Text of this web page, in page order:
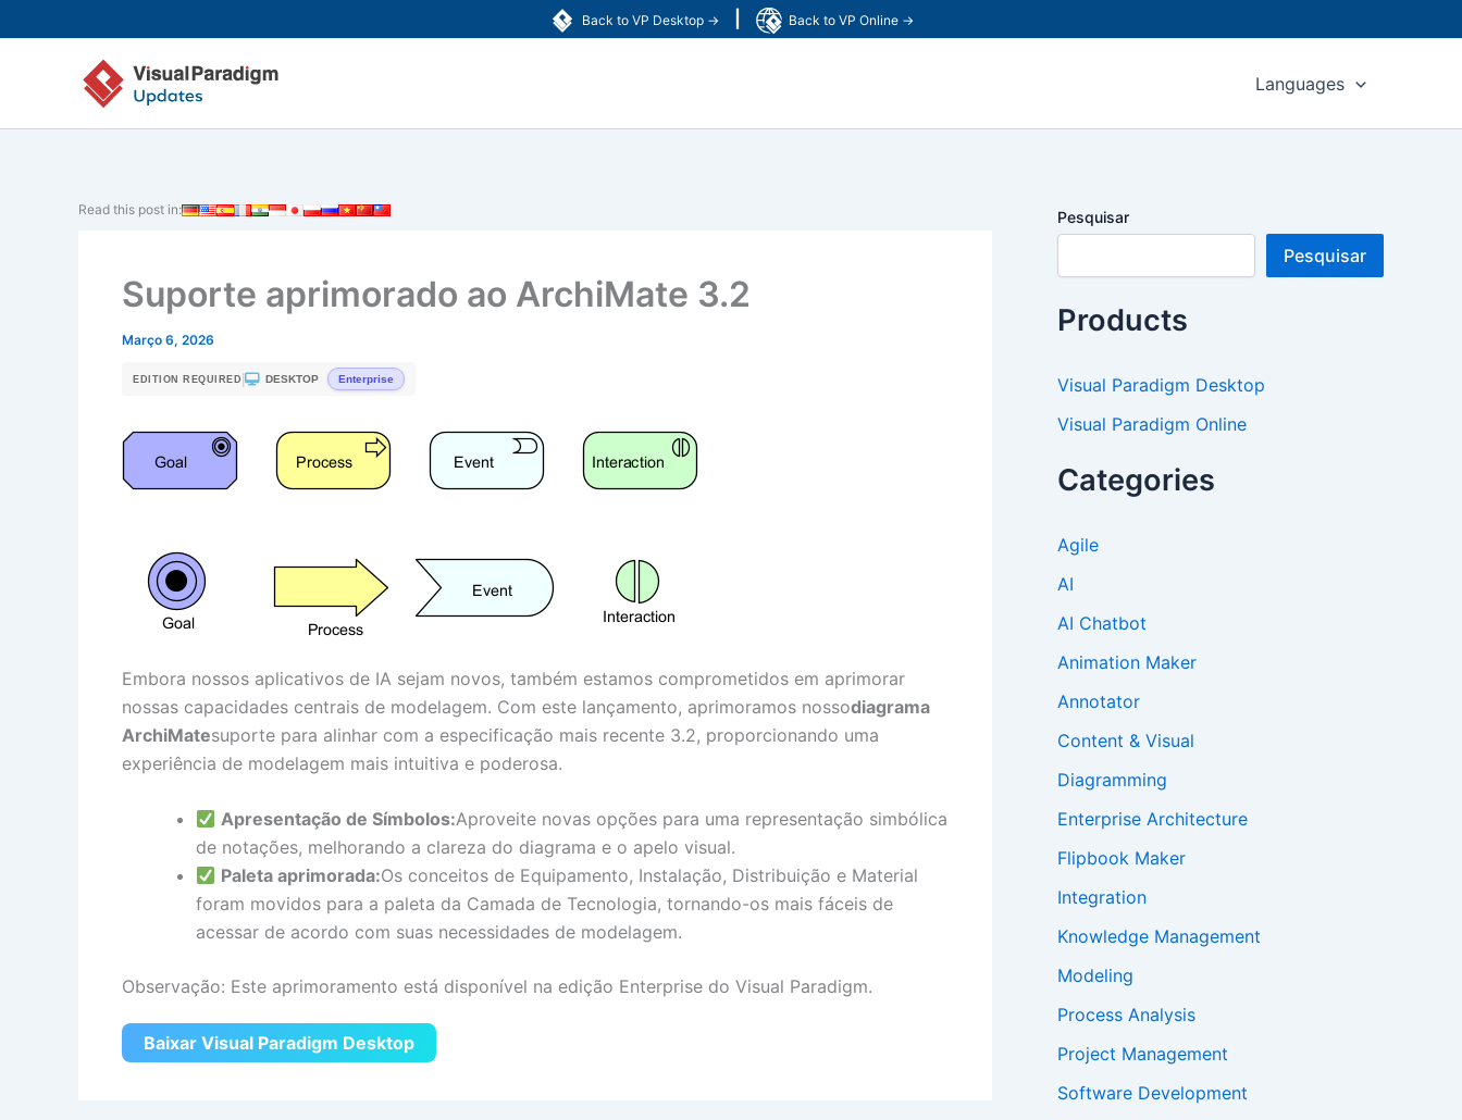
Back to VP Desktop → Back to VP Online →
to
Languages
Read this post in:
Suporte aprimorado ao ArchiMate 3.2
Março 6, 2026
EDITION REQUIRED DESKTOP Enterprise
Embora nossos aplicativos de IA sejam novos, também estamos comprometidos em aprimorar
nossas capacidades centrais de modelagem. Com este lançamento, aprimoramos nossodiagrama
ArchiMatesuporte para alinhar com a especificação mais recente 3.2, proporcionando uma
experiência de modelagem mais intuitiva e poderosa.
Apresentação de Símbolos:Aproveite novas opções para uma representação simbólica
de notações, melhorando a clareza do diagrama e o apelo visual.
Paleta aprimorada:Os conceitos de Equipamento, Instalação, Distribuição e Material
foram movidos para a paleta da Camada de Tecnologia, tornando-os mais fáceis de
acessar de acordo com suas necessidades de modelagem.
Observação: Este aprimoramento está disponível na edição Enterprise do Visual Paradigm.
Baixar Visual Paradigm Desktop
Pesquisar
Pesquisar
Products
Visual Paradigm Desktop
Visual Paradigm Online
Categories
Agile
AI
AI Chatbot
Animation Maker
Annotator
Content & Visual
Diagramming
Enterprise Architecture
Flipbook Maker
Integration
Knowledge Management
Modeling
Process Analysis
Project Management
Software Development